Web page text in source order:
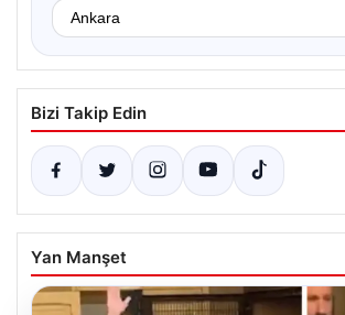
Bizi Takip Edin
Yan Manşet